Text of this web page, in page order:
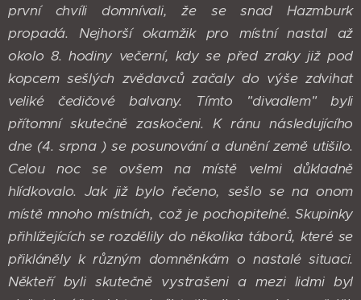
první chvíli domnívali, že se snad Hazmburk
propadá.
Nejhorší okamžik pro místní nastal až
okolo 8. hodiny večerní, kdy se před zraky již pod
kopcem sešlých zvědavců začaly do výše zdvihat
veliké čedičové balvany. Tímto "divadlem" byli
přítomní skutečně zaskočeni. K ránu následujícího
dne (4. srpna ) se posunování a dunění země utišilo.
Celou noc se ovšem na místě velmi důkladně
hlídkovalo. Jak již bylo řečeno, sešlo se na onom
místě mnoho místních, což je pochopitelné. Skupinky
přihlížejících se rozdělily do několika táborů, které se
přikláněly k různým domněnkám o nastalé situaci.
Někteří byli skutečně vystrašeni a mezi lidmi byl